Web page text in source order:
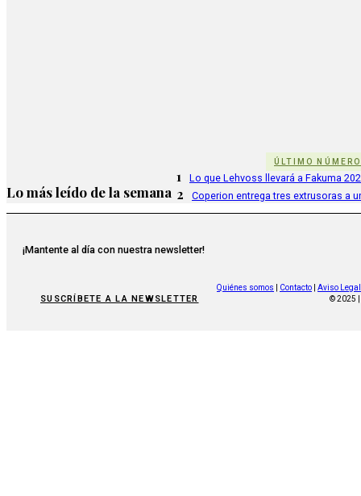
ÚLTIMO NÚMERO
Lo más leído de la semana
1 Lo que Lehvoss llevará a Fakuma
2 Coperion entrega tres extrusoras a
¡Mantente al día con nuestra newsletter!
SUSCRÍBETE A LA NEWSLETTER
Quiénes somos Contacto
Aviso Legal
© 2025